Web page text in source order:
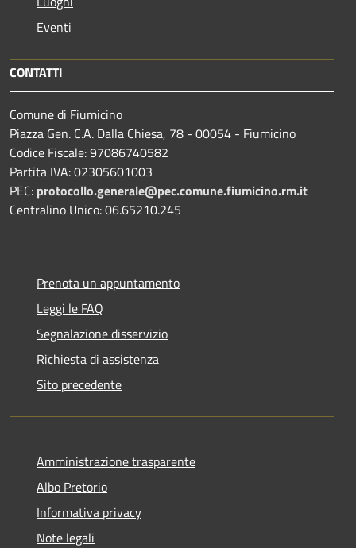
Eventi
CONTATTI
Comune di Fiumicino
Piazza Gen. C.A. Dalla Chiesa, 78 - 00054 - Fiumicino
Codice Fiscale: 97086740582
Partita IVA: 02305601003
PEC: protocollo.generale@pec.comune.fiumicino.rm.it
Centralino Unico: 06.65210.245
Prenota un appuntamento
Leggi le FAQ
Segnalazione disservizio
Richiesta di assistenza
Sito precedente
Amministrazione trasparente
Albo Pretorio
Informativa privacy
Note legali